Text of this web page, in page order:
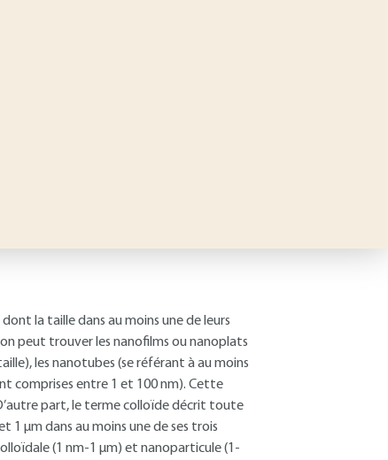
la taille dans au moins une de leurs
peut trouver les nanofilms ou nanoplats
les nanotubes (se référant à au moins
comprises entre 1 et 100 nm). Cette
part, le terme colloïde décrit toute
µm dans au moins une de ses trois
(1 nm-1 µm) et nanoparticule (1-